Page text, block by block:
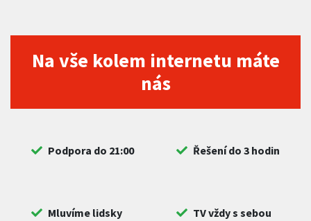
Na vše kolem internetu máte
nás
Podpora do 21:00 Řešení do 3 hodin
Mluvíme lidsky TV vždy s sebou